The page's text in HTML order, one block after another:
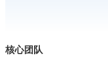
核心团队